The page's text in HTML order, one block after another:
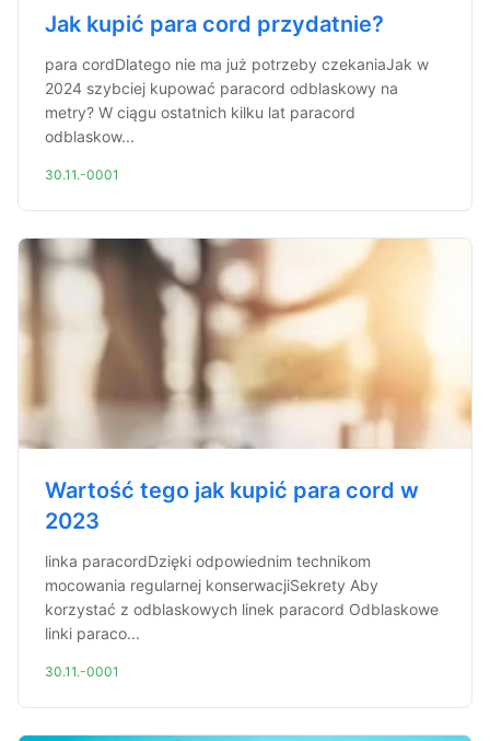
Jak kupić para cord przydatnie?
para cordDlatego nie ma już potrzeby czekaniaJak w
2024 szybciej kupować paracord odblaskowy na
metry? W ciągu ostatnich kilku lat paracord
odblaskow...
30.11.-0001
Wartość tego jak kupić para cord w
2023
linka paracordDzięki odpowiednim technikom
mocowania regularnej konserwacjiSekrety Aby
korzystać z odblaskowych linek paracord Odblaskowe
linki paraco...
30.11.-0001